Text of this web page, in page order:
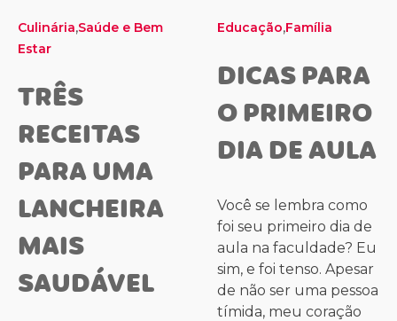
Culinária,Saúde e Bem
Estar
TRÊS
RECEITAS
PARA UMA
LANCHEIRA
MAIS
SAUDÁVEL
Educação,Família
DICAS PARA
O PRIMEIRO
DIA DE AULA
Você se lembra como
foi seu primeiro dia de
aula na faculdade? Eu
sim, e foi tenso. Apesar
de não ser uma pessoa
tímida, meu coração